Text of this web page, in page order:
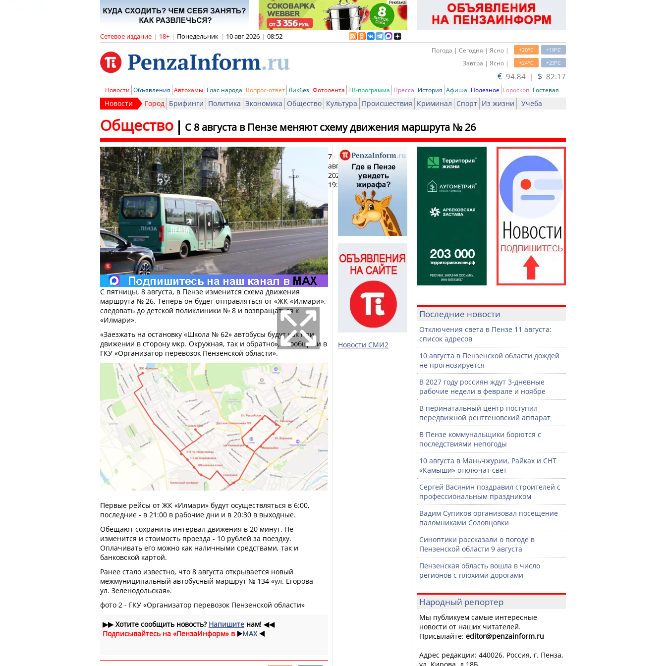
Сетевое издание | 18+ | Понедельник | 10 авг 2026 | 08:52
+19oC
+20oC
Погода | Сегодня | Ясно |
+23oC
+24oC
Завтра | Ясно |
€ 94.84 | $ 82.17
Новости Объявления Автохамы Глас народа Вопрос-ответ Ликбез Фотолента ТВ-программа Пресса История Афиша Полезное Гороскоп Гостевая
Новости Город Брифинги Политика Экономика Общество Культура Происшествия Криминал Спорт Из жизни Учеба
С 8 августа в Пензе меняют схему движения маршрута № 26
Общество
7
августа
2025,
19:03
Печать
С пятницы, 8 августа, в Пензе изменится схема движения
маршрута № 26. Теперь он будет отправляться от «ЖК «Илмари»,
следовать до детской поликлиники № 8 и возвращаться к
«Илмари».
«Заезжать на остановку «Школа № 62» автобусы будут как при
движении в сторону мкр. Окружная, так и обратно», - сообщили в
ГКУ «Организатор перевозок Пензенской области».
Первые рейсы от ЖК «Илмари» будут осуществляться в 6:00,
последние - в 21:00 в рабочие дни и в 20:30 в выходные.
Обещают сохранить интервал движения в 20 минут. Не
изменится и стоимость проезда - 10 рублей за поездку.
Оплачивать его можно как наличными средствами, так и
банковской картой.
Ранее стало известно, что 8 августа открывается новый
межмуниципальный автобусный маршрут № 134 «ул. Егорова -
ул. Зеленодольская».
фото 2 - ГКУ «Организатор перевозок Пензенской области»
▶▶Хотите сообщить новость? Напишите нам! ◀◀
Подписывайтесь на «ПензаИнформ» в ▶️MAX ◀️
Новости СМИ2
Последние новости
Отключения света в Пензе 11 августа:
список адресов
10 августа в Пензенской области дождей
не прогнозируется
В 2027 году россиян ждут 3-дневные
рабочие недели в феврале и ноябре
В перинатальный центр поступил
передвижной рентгеновский аппарат
В Пензе коммунальщики борются с
последствиями непогоды
10 августа в Маньчжурии, Райках и СНТ
«Камыши» отключат свет
Сергей Васянин поздравил строителей с
профессиональным праздником
Вадим Супиков организовал посещение
паломниками Соловцовки
Синоптики рассказали о погоде в
Пензенской области 9 августа
Пензенская область вошла в число
регионов с плохими дорогами
Народный репортер
Мы публикуем самые интересные
новости от наших читателей.
Присылайте: editor@penzainform.ru
Адрес редакции: 440026, Россия, г. Пенза,